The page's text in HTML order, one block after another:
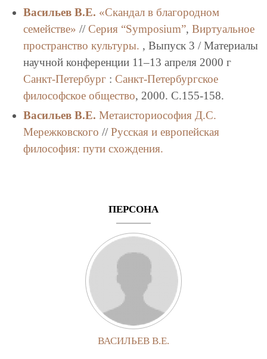
Васильев В.Е. «Скандал в благородном
семействе» // Серия “Symposium”, Виртуальное
пространство культуры. , Выпуск 3 / Материалы
научной конференции 11–13 апреля 2000 г
Санкт-Петербург: Санкт-Петербургское
философское общество, 2000. C.155-158.
Васильев В.Е. Метаисториософия Д.С.
Мережковского // Русская и европейская
философия: пути схождения.
ПЕРСОНА
ВАСИЛЬЕВ В.Е.